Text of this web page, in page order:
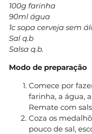
100g farinha
90ml água
1c sopa cerveja sem
Sal q.b
Salsa q.b.
Modo de preparação
Comece por
farinha, a água,
Remate com
Coza os
pouco de sal,